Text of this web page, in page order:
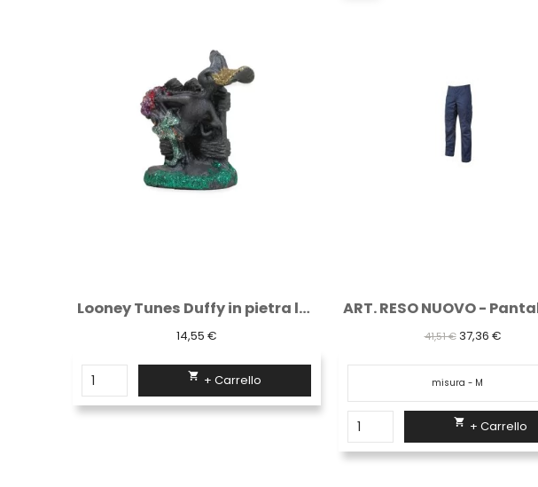
Looney Tunes Duffy in pietra lavica
14,55 €
 + Carrello
41,51 € 37,36 €
 + Carrello